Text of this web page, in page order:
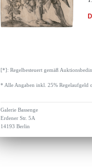
[*]: Regelbesteuert gemäß
* Alle Angaben inkl. 25% Regelaufgeld
Galerie Bassenge
Erdener Str. 5A
14193 Berlin